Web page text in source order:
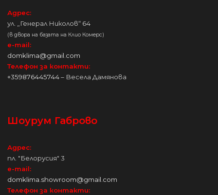
Адрес:
ул. „Генерал Николов“ 64
(в двора на базата на Клио Комерс)
e-mail:
domklima@gmail.com
Телефон за контакти:
+359876445744– Весела Дамянова
Шоурум Габрово
Адрес:
пл. "Белорусия" 3
e-mail:
domklima.showroom@gmail.com
Телефон за контакти: